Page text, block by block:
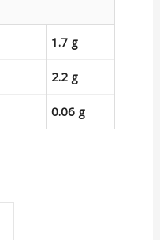
1.7 g
2.2 g
0.06 g